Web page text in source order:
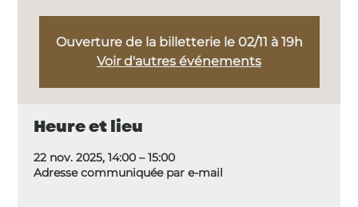
Ouverture de la billetterie le 02/11 à 19h
Voir d'autres événements
Heure et lieu
22 nov. 2025, 14:00 – 15:00
Adresse communiquée par e-mail